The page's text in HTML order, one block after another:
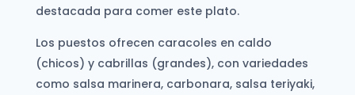
destacada para comer este plato.
Los puestos ofrecen caracoles en caldo
(chicos) y cabrillas (grandes), con variedades
como salsa marinera, carbonara, salsa teriyaki,